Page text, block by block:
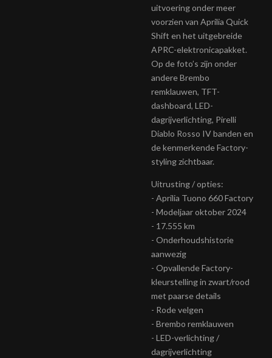
uitvoering onder meer
voorzien van Aprilia Quick
Shift en het uitgebreide
APRC-elektronicapakket.
Op de foto’s zijn onder
andere Brembo
remklauwen, TFT-
dashboard, LED-
dagrijverlichting, Pirelli
Diablo Rosso IV banden en
de kenmerkende Factory-
styling zichtbaar.
Uitrusting / opties:
- Aprilia Tuono 660 Factory
- Modeljaar oktober 2024
- 17.555 km
- Onderhoudshistorie
aanwezig
- Opvallende Factory-
kleurstelling in zwart/rood
met paarse details
- Rode velgen
- Brembo remklauwen
- LED-verlichting /
dagrijverlichting